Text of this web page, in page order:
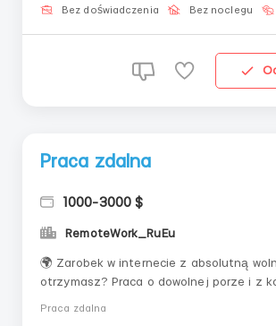
Interakcja z autorami/sprzedawca...
Bez doświadczenia Bez noclegu
Praca zdalna
1000-3000 $
RemoteWork_RuEu
🌍 Zarobek w internecie z absolutną
otrzymasz? Praca o dowolnej porze i z każdego
Praca zdalna